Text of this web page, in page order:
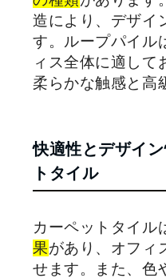
造により、デザイ
す。ループパイル
ィス全体に適して
柔らかな触感と高
快適性とデザイ
トタイル
カーペットタイル
果があり、オフィ
せます。また、色